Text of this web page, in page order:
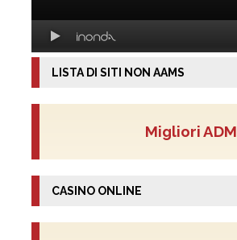
LISTA DI SITI NON AAMS
Migliori ADM
CASINO ONLINE